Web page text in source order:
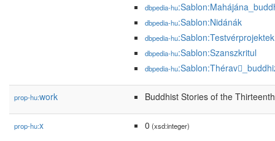
dbpedia-hu
dbpedia-hu:Sablon:Nidánák
dbpedia-hu:Sablon:Testvérprojektek
dbpedia-hu:Sablon:Szanszkritul
dbpedia-hu
prop-hu:work Buddhist Stories of the
prop-hu:x 0 (xsd:integer)